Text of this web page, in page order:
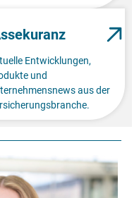
Entwicklungen,
und
aus der